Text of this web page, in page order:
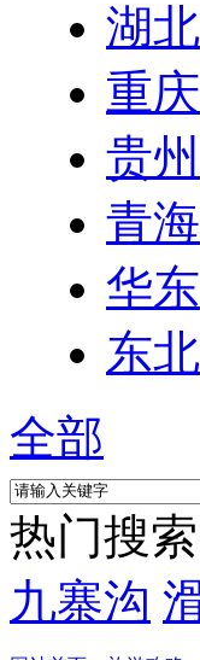
湖北
重庆
贵州
青海
华东
东北
全部
热门搜
九寨沟